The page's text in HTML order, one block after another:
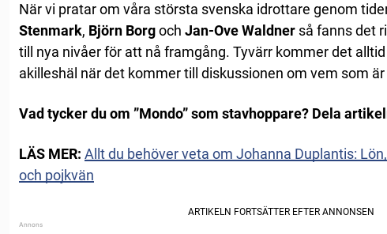
När vi pratar om våra största svenska idrottare genom
Stenmark, Björn Borgoch Jan-Ove Waldner så fanns det
till nya nivåer för att nå framgång. Tyvärr kommer det
akilleshäl när det kommer till diskussionen om vem som
Vad tycker du om ”Mondo” som stavhoppare? Dela
LÄS MER: Allt du behöver veta om Johanna Duplantis:
och pojkvän